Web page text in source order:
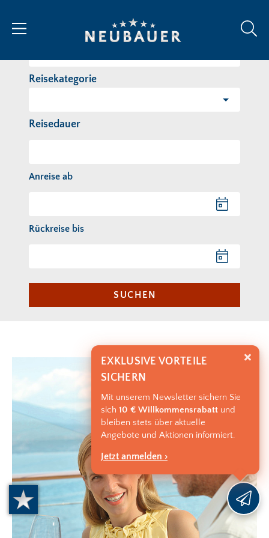
Reisekategorie
Reisedauer
Anreise ab
Rückreise bis
SUCHEN
EXKLUSIVE VORTEILE
SICHERN
Mit unserem Newsletter sichern Sie
sich 10 € Willkommensrabatt und
bleiben stets über aktuelle
Angebote und Aktionen informiert.
Jetzt anmelden ›